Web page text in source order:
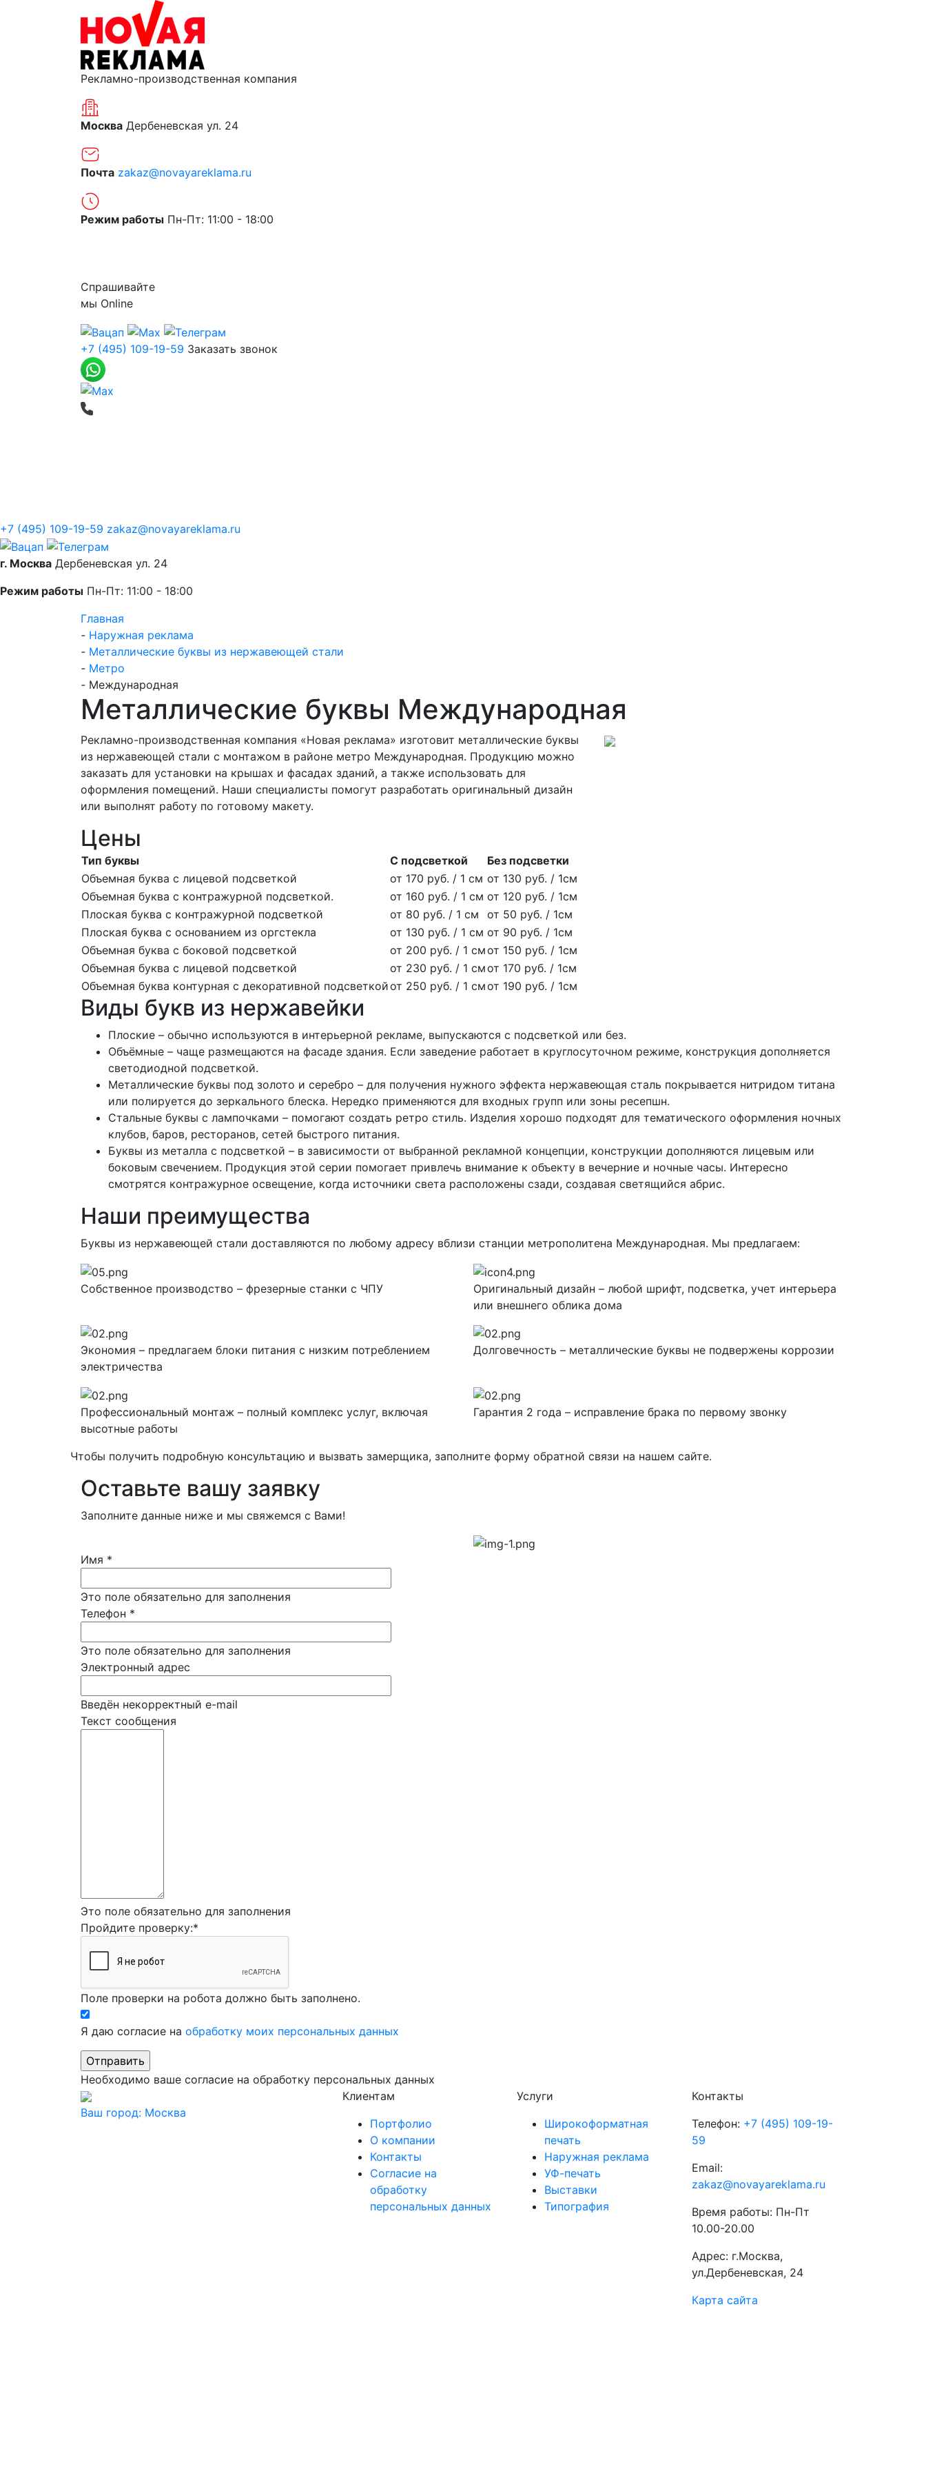
Рекламно-производственная компания
Москва Дербеневская ул. 24
Почта zakaz@novayareklama.ru
Режим работы Пн-Пт: 11:00 - 18:00
Спрашивайте
мы Online
+7 (495) 109-19-59 Заказать звонок
+7 (495) 109-19-59 zakaz@novayareklama.ru
г. Москва Дербеневская ул. 24
Режим работы Пн-Пт: 11:00 - 18:00
Главная
- Наружная реклама
- Металлические буквы из нержавеющей стали
- Метро
- Международная
Металлические буквы Международная
Рекламно-производственная компания «Новая реклама» изготовит металлические буквы
из нержавеющей стали с монтажом в районе метро Международная. Продукцию можно
заказать для установки на крышах и фасадах зданий, а также использовать для
оформления помещений. Наши специалисты помогут разработать оригинальный дизайн
или выполнят работу по готовому макету.
Цены
Тип буквы С подсветкой
Без подсветки
Объемная буква с лицевой подсветкой
от 170 руб. / 1 см от 130 руб. / 1см
Объемная буква с контражурной подсветкой.
от 160 руб. / 1 см от 120 руб. / 1см
Плоская буква с контражурной подсветкой
от 80 руб. / 1 см
от 50 руб. / 1см
Плоская буква с основанием из оргстекла
от 130 руб. / 1 см от 90 руб. / 1см
Объемная буква с боковой подсветкой
от 200 руб. / 1 смот 150 руб. / 1см
Объемная буква с лицевой подсветкой
от 230 руб. / 1 смот 170 руб. / 1см
Объемная буква контурная с декоративной подсветкойот 250 руб. / 1 смот 190 руб. / 1см
Виды букв из нержавейки
Плоские – обычно используются в интерьерной рекламе, выпускаются с подсветкой или без.
Объёмные – чаще размещаются на фасаде здания. Если заведение работает в круглосуточном режиме, конструкция дополняется
светодиодной подсветкой.
Металлические буквы под золото и серебро – для получения нужного эффекта нержавеющая сталь покрывается нитридом титана
или полируется до зеркального блеска. Нередко применяются для входных групп или зоны ресепшн.
Стальные буквы с лампочками – помогают создать ретро стиль. Изделия хорошо подходят для тематического оформления ночных
клубов, баров, ресторанов, сетей быстрого питания.
Буквы из металла с подсветкой – в зависимости от выбранной рекламной концепции, конструкции дополняются лицевым или
боковым свечением. Продукция этой серии помогает привлечь внимание к объекту в вечерние и ночные часы. Интересно
смотрятся контражурное освещение, когда источники света расположены сзади, создавая светящийся абрис.
Наши преимущества
Буквы из нержавеющей стали доставляются по любому адресу вблизи станции метрополитена Международная. Мы предлагаем:
Собственное производство – фрезерные станки с ЧПУ
Оригинальный дизайн – любой шрифт, подсветка, учет интерьера
или внешнего облика дома
Экономия – предлагаем блоки питания с низким потреблением
электричества
Долговечность – металлические буквы не подвержены коррозии
Профессиональный монтаж – полный комплекс услуг, включая
высотные работы
Гарантия 2 года – исправление брака по первому звонку
Чтобы получить подробную консультацию и вызвать замерщика, заполните форму обратной связи на нашем сайте.
Оставьте вашу заявку
Заполните данные ниже и мы свяжемся с Вами!
Имя *
Это поле обязательно для заполнения
Телефон *
Это поле обязательно для заполнения
Электронный адрес
Введён некорректный e-mail
Текст сообщения
Это поле обязательно для заполнения
Пройдите проверку:*
Поле проверки на робота должно быть заполнено.
Я даю согласие на обработку моих персональных данных
Необходимо ваше согласие на обработку персональных данных
Ваш город: Москва
Клиентам
Портфолио
О компании
Контакты
Согласие на
обработку
персональных данных
Услуги
Широкоформатная
печать
Наружная реклама
УФ-печать
Выставки
Типография
Контакты
Телефон: +7 (495) 109-19-
59
Email:
zakaz@novayareklama.ru
Время работы: Пн-Пт
10.00-20.00
Адрес: г.Москва,
ул.Дербеневская, 24
Карта сайта